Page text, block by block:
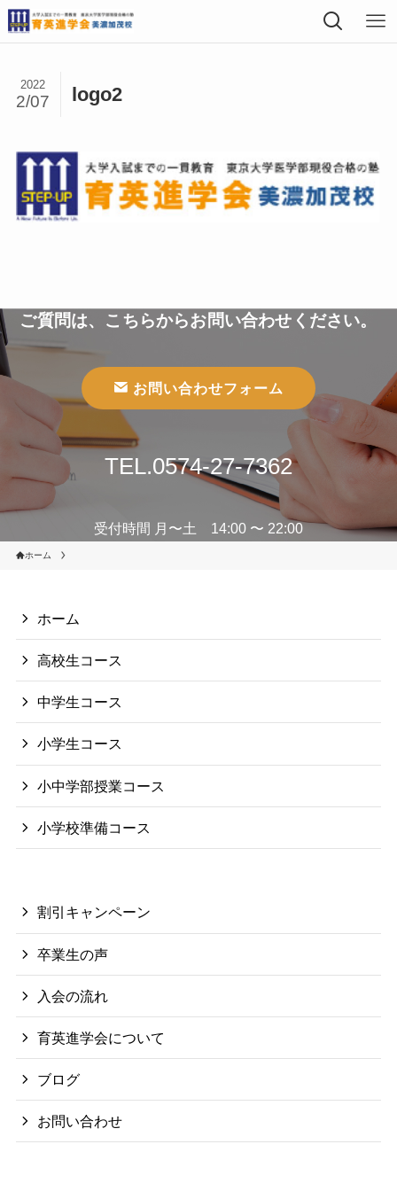
logo2
2022
2/07
ご質問は、こちらからお問い合わせください。
お問い合わせフォーム
TEL.0574-27-7362
受付時間 月〜土 14:00 〜 22:00
ホーム
ホーム
高校生コース
中学生コース
小学生コース
小中学部授業コース
小学校準備コース
割引キャンペーン
卒業生の声
入会の流れ
育英進学会について
ブログ
お問い合わせ